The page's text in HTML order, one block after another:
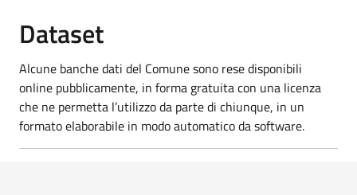
Dataset
Alcune banche dati del Comune sono rese disponibili
online pubblicamente, in forma gratuita con una licenza
che ne permetta l’utilizzo da parte di chiunque, in un
formato elaborabile in modo automatico da software.